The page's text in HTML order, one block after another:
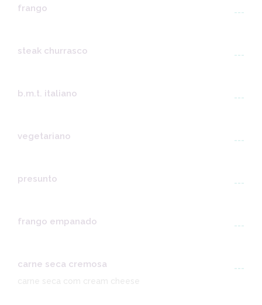
frango ---
steak churrasco ---
b.m.t. italiano ---
vegetariano ---
presunto ---
frango empanado ---
carne seca cremosa
---
carne seca com cream cheese